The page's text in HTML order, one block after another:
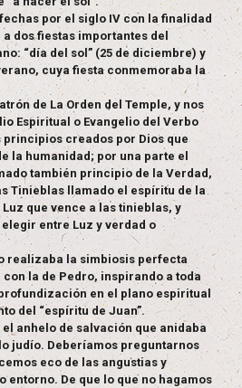
por el siglo IV con la finalidad
dos fiestas importantes del
“día del sol” (25 de diciembre) y
cuya fiesta conmemoraba la
de La Orden del Temple, y nos
Espiritual o Evangelio del Verbo
principios creados por Dios que
la humanidad; por una parte el
también principio de la Verdad,
Tinieblas llamado el espíritu de la
que vence a las tinieblas, y
entre Luz y verdad o
realizaba la simbiosis perfecta
la de Pedro, inspirando a toda
en el plano espiritual
del “espíritu de Juan”.
anhelo de salvación que anidaba
judío. Deberíamos preguntarnos
eco de las angustias y
entorno. De que lo que no hagamos